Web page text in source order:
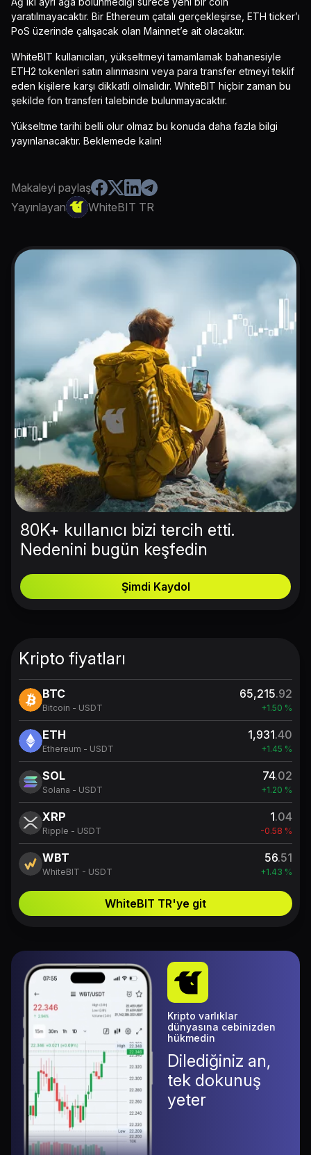
yaratılmayacaktır. Bir Ethereum çatalı gerçekleşirse, ETH ticker’ı
PoS üzerinde çalışacak olan Mainnet’e ait olacaktır.
WhiteBIT kullanıcıları, yükseltmeyi tamamlamak bahanesiyle
ETH2 tokenleri satın alınmasını veya para transfer etmeyi teklif
eden kişilere karşı dikkatli olmalıdır. WhiteBIT hiçbir zaman bu
şekilde fon transferi talebinde bulunmayacaktır.
Yükseltme tarihi belli olur olmaz bu konuda daha fazla bilgi
yayınlanacaktır. Beklemede kalın!
Makaleyi paylaş
Yayınlayan
WhiteBIT TR
80K+ kullanıcı bizi tercih etti.
Nedenini bugün keşfedin
Şimdi Kaydol
Kripto fiyatları
BTC
Bitcoin - USDT
65,215.92
+1.50 %
ETH
Ethereum - USDT
1,931.40
+1.45 %
SOL
Solana - USDT
74.02
+1.20 %
XRP
Ripple - USDT
1.04
-0.58 %
WBT
WhiteBIT - USDT
56.51
+1.43 %
WhiteBIT TR'ye git
Kripto varlıklar
dünyasına cebinizden
hükmedin
Dilediğiniz an,
tek dokunuş
yeter